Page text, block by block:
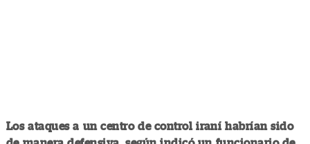
Los ataques a un centro de control iraní habrían sido